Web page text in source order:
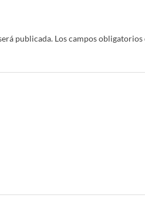
publicada. Los campos obligatorios